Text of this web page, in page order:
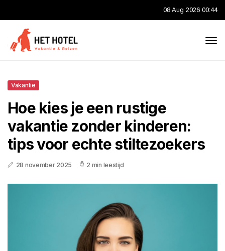
08 Aug 2026 00:44
Vakantie
Hoe kies je een rustige
vakantie zonder kinderen:
tips voor echte stiltezoekers
28 november 2025 2 min leestijd